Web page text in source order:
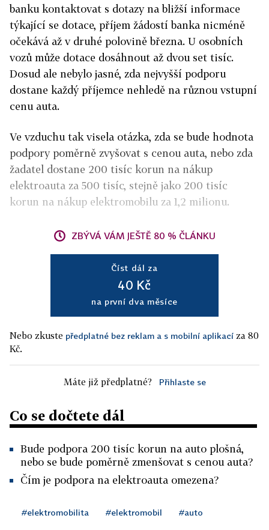
banku kontaktovat s dotazy na bližší informace
týkající se dotace, příjem žádostí banka nicméně
očekává až v druhé polovině března. U osobních
vozů může dotace dosáhnout až dvou set tisíc.
Dosud ale nebylo jasné, zda nejvyšší podporu
dostane každý příjemce nehledě na různou vstupní
cenu auta.
Ve vzduchu tak visela otázka, zda se bude hodnota
podpory poměrně zvyšovat s cenou auta, nebo zda
žadatel dostane 200 tisíc korun na nákup
elektroauta za 500 tisíc, stejně jako 200 tisíc
korun na nákup elektromobilu za 1,2 milionu.
ZBÝVÁ VÁM JEŠTĚ 80 % ČLÁNKU
Číst dál za
40 Kč
na první dva měsíce
Nebo zkuste předplatné bez reklam a s mobilní aplikací za 80
Kč.
Máte již předplatné? Přihlaste se
Co se dočtete dál
Bude podpora 200 tisíc korun na auto plošná,
nebo se bude poměrně zmenšovat s cenou auta?
Čím je podpora na elektroauta omezena?
#elektromobilita #elektromobil #auto